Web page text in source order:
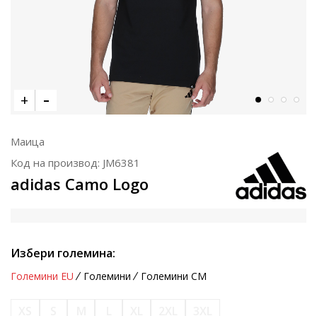
Маица
Код на производ: JM6381
adidas Camo Logo
Избери големина:
Големини EU Големини Големини CM